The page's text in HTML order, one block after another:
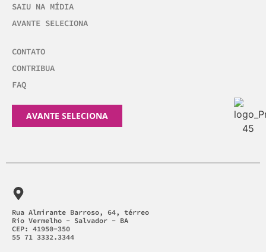
SAIU NA MÍDIA
AVANTE SELECIONA
CONTATO
CONTRIBUA
FAQ
AVANTE SELECIONA
Rua Almirante Barroso, 64, térreo
Rio Vermelho - Salvador - BA
CEP: 41950-350
55 71 3332.3344